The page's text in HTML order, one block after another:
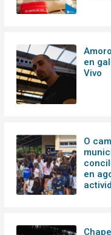
en
Vivo
O
en